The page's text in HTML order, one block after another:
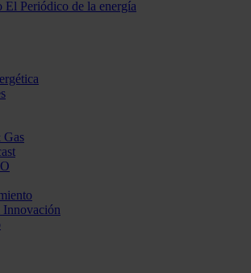
Gas
Innovación